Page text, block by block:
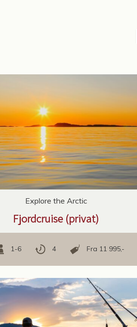
Explore the Arctic
Fjordcruise (privat)
1-6 4 Fra 11 995,-